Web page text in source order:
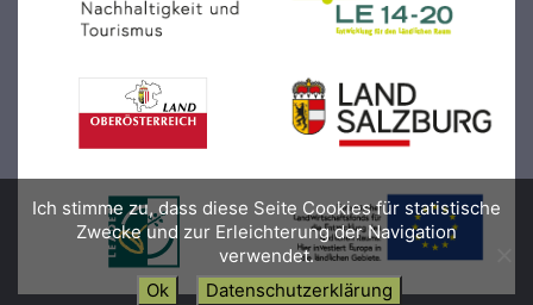
Ich stimme zu, dass diese Seite Cookies für statistische
Zwecke und zur Erleichterung der Navigation
verwendet.
Ok
Datenschutzerklärung